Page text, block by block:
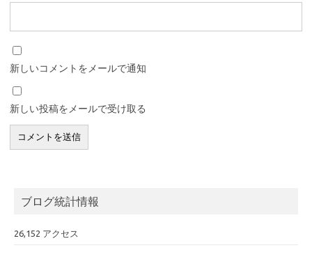
新しいコメントをメールで通知
新しい投稿をメールで受け取る
ブログ統計情報
26,152 アクセス